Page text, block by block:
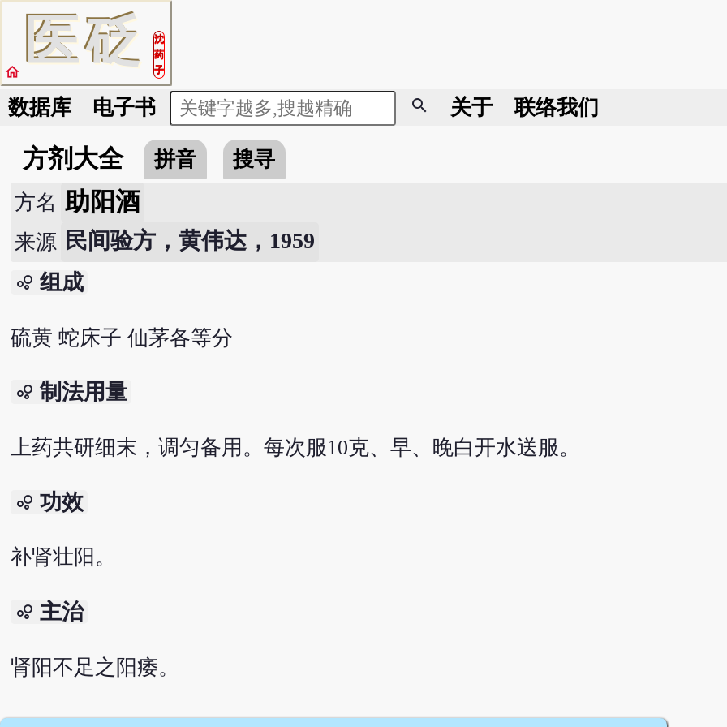
医砭
沈
药
子
home
数据库 电子书 search 关于 联络我们
方剂大全 拼音 搜寻
方名 助阳酒
来源 民间验方，黄伟达，1959
bubble_chart 组成
硫黄 蛇床子 仙茅各等分
bubble_chart 制法用量
上药共研细末，调匀备用。每次服10克、早、晚白开水送服。
bubble_chart 功效
补肾壮阳。
bubble_chart 主治
肾阳不足之阳痿。